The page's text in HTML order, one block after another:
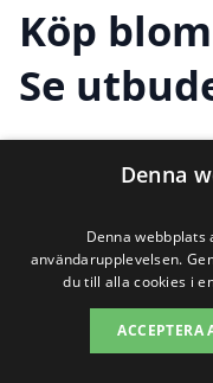
Köp
Se
Letar du efter
?
alternativen
handlar om en
Denna
Denna
användarupplevelsen.
du till alla cookies i
ACCEPTERA